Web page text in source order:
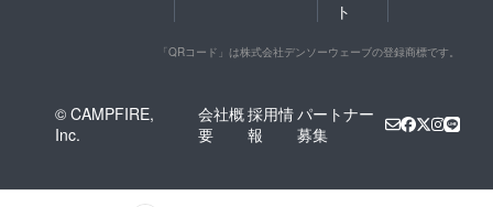
ト
「QRコード」は株式会社デンソーウェーブの登録商標です。
© CAMPFIRE,
Inc.
会社概
要
採用情
報
パートナー
募集